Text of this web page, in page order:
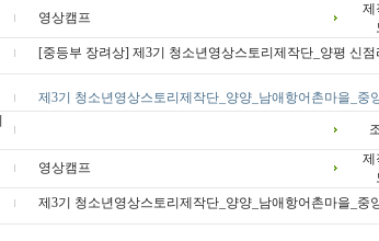
영상캠프
제
[중등부 장려상] 제3기 청소년영상스토리제작단_양평 신
제3기 청소년영상스토리제작단_양양_남애항어촌마을_중
영상캠프
제
제3기 청소년영상스토리제작단_양양_남애항어촌마을_중